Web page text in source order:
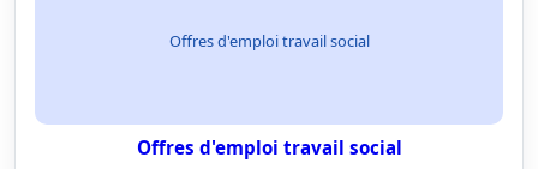
Offres d'emploi travail social
Offres d'emploi travail social